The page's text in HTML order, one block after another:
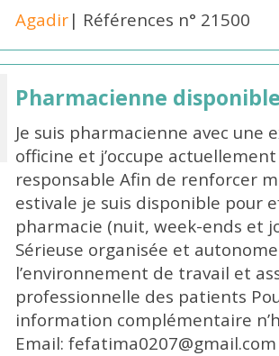
Agadir| Références n° 21500
Pharmacienne
Je suis pharmacienne avec
officine et j’occupe
responsable Afin de renforcer
estivale je suis disponible pour
pharmacie (nuit, week-ends et
Sérieuse organisée et
l’environnement de travail et
professionnelle des patients
information complémentaire
Email: fefatima0207@gmail.com